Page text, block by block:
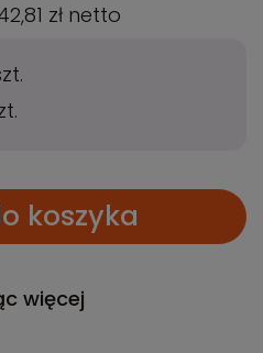
zł netto
koszyka
więcej